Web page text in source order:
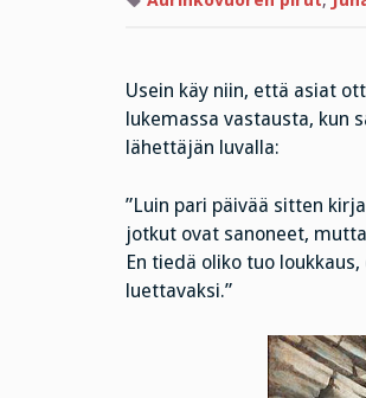
Usein käy niin, että asiat
lukemassa vastausta, kun
lähettäjän luvalla:
”Luin pari päivää sitten
jotkut ovat sanoneet,
En tiedä oliko tuo
luettavaksi.”